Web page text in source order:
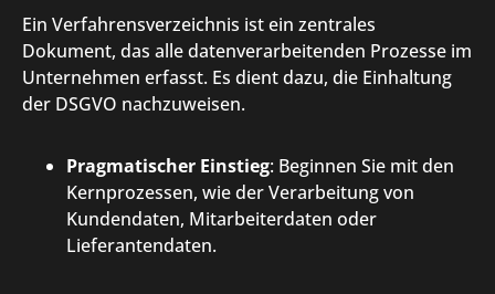
Ein Verfahrensverzeichnis ist ein zentrales
Dokument, das alle datenverarbeitenden Prozesse im
Unternehmen erfasst. Es dient dazu, die Einhaltung
der DSGVO nachzuweisen.
Pragmatischer Einstieg: Beginnen Sie mit den
Kernprozessen, wie der Verarbeitung von
Kundendaten, Mitarbeiterdaten oder
Lieferantendaten.